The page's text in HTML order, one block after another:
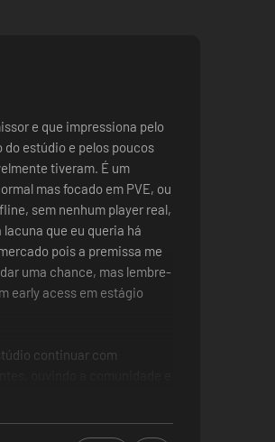
e que impressiona pelo
do estúdio e pelos poucos
tiveram. É um
mas focado em PVE, ou
sem nenhum player real,
que eu queria há
pois a premissa me
uma chance, mas lembre-
early acess em estágio
continuar com
final então nem se